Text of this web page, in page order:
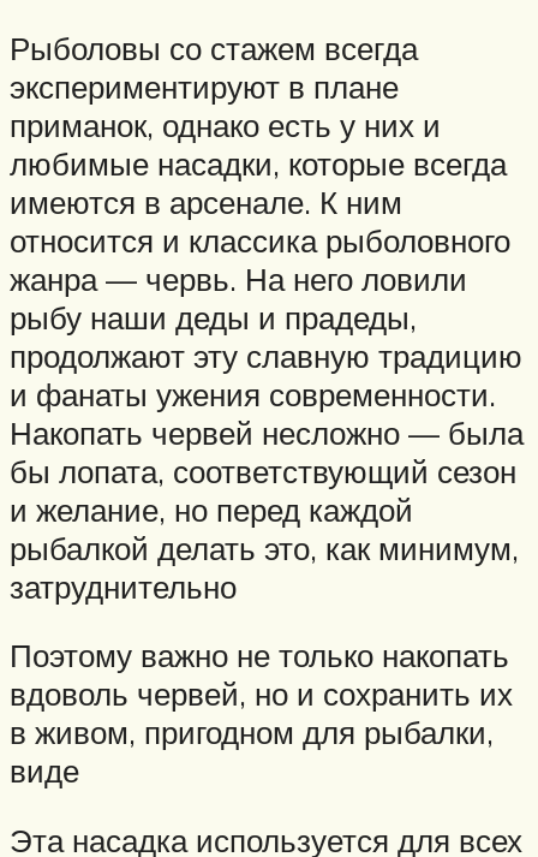
Рыболовы со стажем всегда
экспериментируют в плане
приманок, однако есть у них и
любимые насадки, которые всегда
имеются в арсенале. К ним
относится и классика рыболовного
жанра — червь. На него ловили
рыбу наши деды и прадеды,
продолжают эту славную традицию
и фанаты ужения современности.
Накопать червей несложно — была
бы лопата, соответствующий сезон
и желание, но перед каждой
рыбалкой делать это, как минимум,
затруднительно
Поэтому важно не только накопать
вдоволь червей, но и сохранить их
в живом, пригодном для рыбалки,
виде
Эта насадка используется для всех